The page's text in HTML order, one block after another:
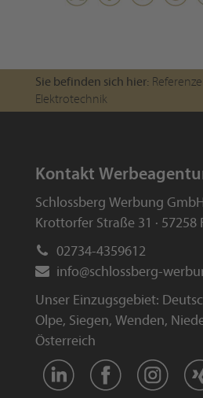
Sie befinden sich hier:
Elektrotechnik
Kontakt
Schlossberg Werbung
Krottorfer Straße 31 ·
02734-4359612
info@schlossberg-
Unser Einzugsgebiet:
Olpe, Siegen, Wenden,
Österreich